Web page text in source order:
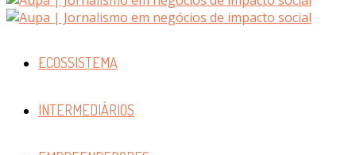
ECOSSISTEMA
INTERMEDIÁRIOS